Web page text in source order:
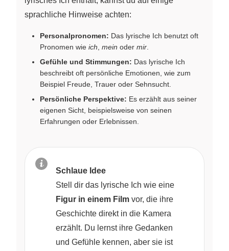
sprachliche Hinweise achten:
Personalpronomen: Das lyrische Ich benutzt oft
Pronomen wie ich mein oder mir
Gefühle und Stimmungen: Das lyrische Ich
beschreibt oft persönliche Emotionen, wie zum
Beispiel Freude, Trauer oder Sehnsucht.
Persönliche Perspektive: Es erzählt aus seiner
eigenen Sicht, beispielsweise von seinen
Erfahrungen oder Erlebnissen.
Schlaue Idee
Stell dir das lyrische Ich wie eine
Figur in einem Film vor, die ihre
Geschichte direkt in die Kamera
erzählt. Du lernst ihre Gedanken
und Gefühle kennen, aber sie ist